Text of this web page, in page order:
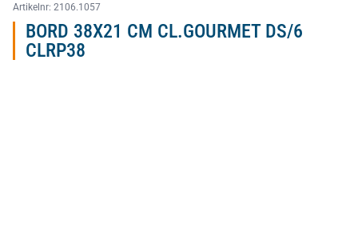
Artikelnr: 2106.1057
BORD 38X21 CM CL.GOURMET DS/6
CLRP38